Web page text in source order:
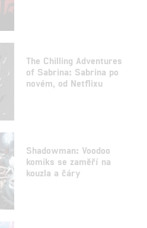
The Chilling Adventures
of Sabrina: Sabrina po
novém, od Netflixu
Shadowman: Voodoo
komiks se zaměří na
kouzla a čáry